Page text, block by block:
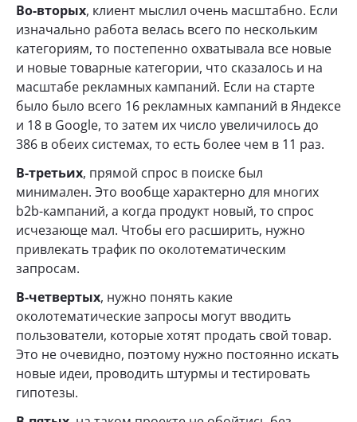
Во-вторых, клиент мыслил очень масштабно. Если
изначально работа велась всего по нескольким
категориям, то постепенно охватывала все новые
и новые товарные категории, что сказалось и на
масштабе рекламных кампаний. Если на старте
было было всего 16 рекламных кампаний в Яндексе
и 18 в Google, то затем их число увеличилось до
386 в обеих системах, то есть более чем в 11 раз.
В-третьих, прямой спрос в поиске был
минимален. Это вообще характерно для многих
b2b-кампаний, а когда продукт новый, то спрос
исчезающе мал. Чтобы его расширить, нужно
привлекать трафик по околотематическим
запросам.
В-четвертых, нужно понять какие
околотематические запросы могут вводить
пользователи, которые хотят продать свой товар.
Это не очевидно, поэтому нужно постоянно искать
новые идеи, проводить штурмы и тестировать
гипотезы.